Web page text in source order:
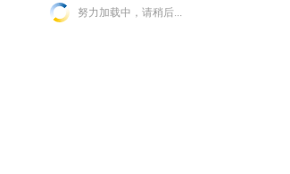
努力加载中，请稍后...